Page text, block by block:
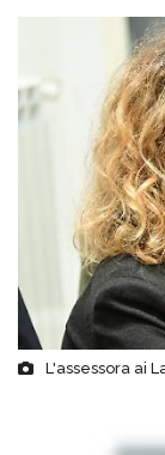
L'assessora ai